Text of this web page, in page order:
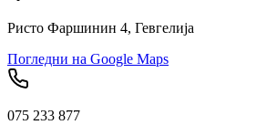
Ристо Фаршинин 4, Гевгелија
Погледни на Google Maps
075 233 877